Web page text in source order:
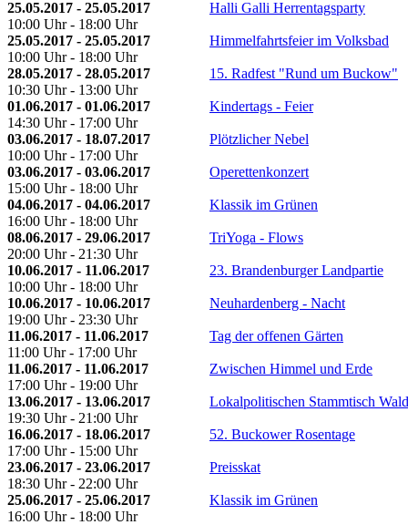
25.05.2017 - 25.05.2017
10:00 Uhr - 18:00 Uhr
Halli Galli Herrentagsparty
25.05.2017 - 25.05.2017
10:00 Uhr - 18:00 Uhr
Himmelfahrtsfeier im Volksbad
28.05.2017 - 28.05.2017
10:30 Uhr - 13:00 Uhr
15. Radfest "Rund um Buckow"
01.06.2017 - 01.06.2017
14:30 Uhr - 17:00 Uhr
Kindertags - Feier
03.06.2017 - 18.07.2017
10:00 Uhr - 17:00 Uhr
Plötzlicher Nebel
03.06.2017 - 03.06.2017
15:00 Uhr - 18:00 Uhr
Operettenkonzert
04.06.2017 - 04.06.2017
16:00 Uhr - 18:00 Uhr
Klassik im Grünen
08.06.2017 - 29.06.2017
20:00 Uhr - 21:30 Uhr
TriYoga - Flows
10.06.2017 - 11.06.2017
10:00 Uhr - 18:00 Uhr
23. Brandenburger Landpartie
10.06.2017 - 10.06.2017
19:00 Uhr - 23:30 Uhr
Neuhardenberg - Nacht
11.06.2017 - 11.06.2017
11:00 Uhr - 17:00 Uhr
Tag der offenen Gärten
11.06.2017 - 11.06.2017
17:00 Uhr - 19:00 Uhr
Zwischen Himmel und Erde
13.06.2017 - 13.06.2017
19:30 Uhr - 21:00 Uhr
Lokalpolitischen Stammtisch
16.06.2017 - 18.06.2017
17:00 Uhr - 15:00 Uhr
52. Buckower Rosentage
23.06.2017 - 23.06.2017
18:30 Uhr - 22:00 Uhr
Preisskat
25.06.2017 - 25.06.2017
16:00 Uhr - 18:00 Uhr
Klassik im Grünen